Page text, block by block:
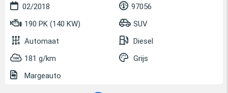
02/2018
97056
190 PK (140 KW)
SUV
Automaat
Diesel
181 g/km
Grijs
Margeauto